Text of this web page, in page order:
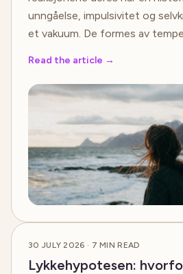
unngåelse, impulsivitet og
et vakuum. De formes av
Read the article →
30 JULY 2026 · 7 MIN READ
Lykkehypotesen: